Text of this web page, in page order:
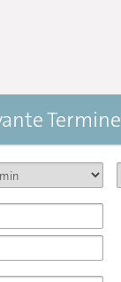
Termine